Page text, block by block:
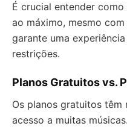
É crucial entender
ao máximo, mesmo com
garante uma
restrições.
Planos Gratuitos vs.
Os planos gratuitos têm
acesso a muitas